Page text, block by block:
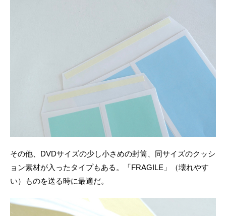
その他、DVDサイズの少し小さめの封筒、同サイズのクッシ
ョン素材が入ったタイプもある。「FRAGILE」（壊れやす
い）ものを送る時に最適だ。